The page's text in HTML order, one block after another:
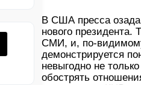
В США пресса
нового президента.
СМИ, и, по-
демонстрируется
невыгодно не
обострять